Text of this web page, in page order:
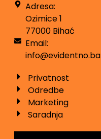
Adresa:
Ozimice 1
77000 Bihać
Email:
info@evidentno.ba
Privatnost
Odredbe
Marketing
Saradnja